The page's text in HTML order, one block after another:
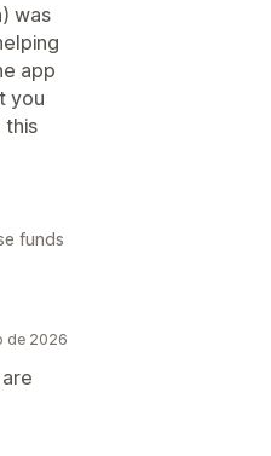
was
app
you
this
funds
de 2026